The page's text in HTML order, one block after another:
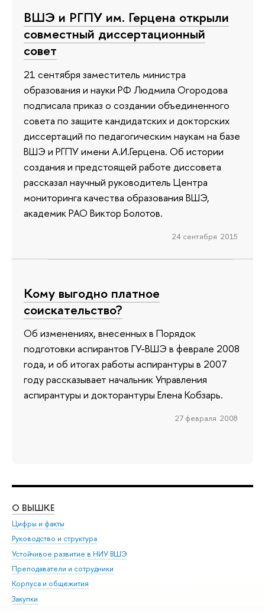
ВШЭ и РГПУ им. Герцена открыли
совместный диссертационный
совет
21 сентября заместитель министра
образования и науки РФ Людмила Огородова
подписала приказ о создании объединенного
совета по защите кандидатских и докторских
диссертаций по педагогическим наукам на базе
ВШЭ и РГПУ имени А.И.Герцена. Об истории
создания и предстоящей работе диссовета
рассказал научный руководитель Центра
мониторинга качества образования ВШЭ,
академик РАО Виктор Болотов.
24 сентября 2015
Кому выгодно платное
соискательство?
Об изменениях, внесенных в Порядок
подготовки аспирантов ГУ-ВШЭ в феврале 2008
года, и об итогах работы аспирантуры в 2007
году рассказывает начальник Управления
аспирантуры и докторантуры Елена Кобзарь.
27 февраля 2008
О ВЫШКЕ
Цифры и факты
Руководство и структура
Устойчивое развитие в НИУ ВШЭ
Преподаватели и сотрудники
Корпуса и общежития
Закупки